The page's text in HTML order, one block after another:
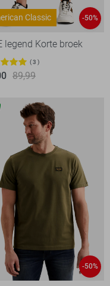
Classic -50%
legend Korte broek
3
89,99
-50%